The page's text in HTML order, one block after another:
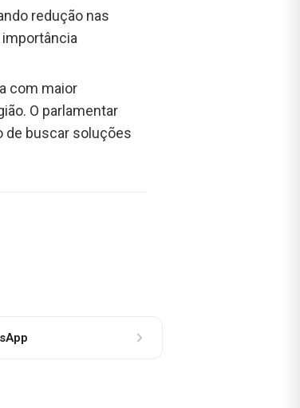
redução nas
importância
com maior
O parlamentar
de buscar soluções